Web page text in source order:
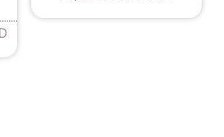
heeft meerdere variaties.
Dit product